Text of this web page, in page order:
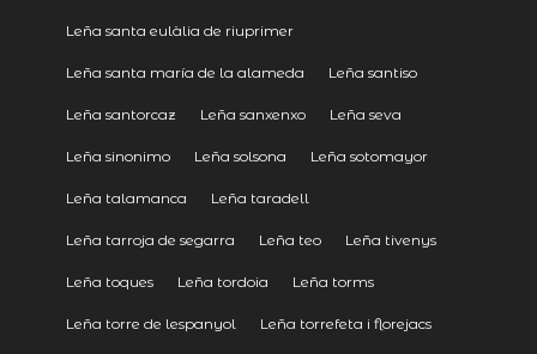
Leña santa eulàlia de riuprimer
Leña santa maría de la alameda Leña santiso
Leña santorcaz Leña sanxenxo Leña seva
Leña sinonimo Leña solsona Leña sotomayor
Leña talamanca Leña taradell
Leña tarroja de segarra Leña teo Leña tivenys
Leña toques Leña tordoia Leña torms
Leña torre de lespanyol Leña torrefeta i florejacs